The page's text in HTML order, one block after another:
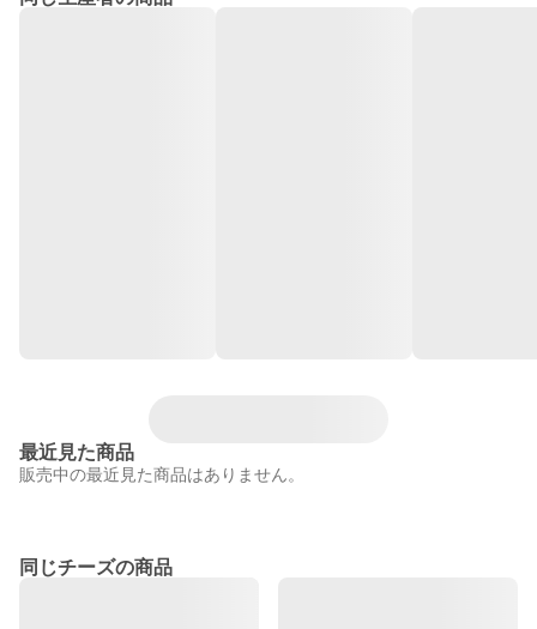
最近見た商品
販売中の最近見た商品はありません。
同じチーズの商品